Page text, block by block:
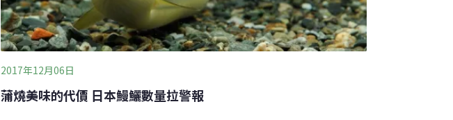
2017年12月06日
蒲燒美味的代價 日本鰻鱺數量拉警報